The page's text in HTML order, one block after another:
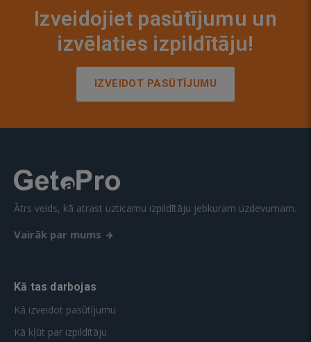
Izveidojiet pasūtījumu un
izvēlaties izpildītāju!
IZVEIDOT PASŪTĪJUMU
Ātrs veids, kā atrast uzticamu izpildītāju jebkuram uzdevumam.
Vairāk par mums
Kā tas darbojas
Kā izveidot pasūtījumu
Kā kļūt par izpildītāju